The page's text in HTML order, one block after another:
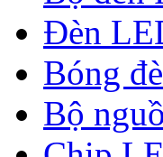
Đèn
Bóng
Bộ